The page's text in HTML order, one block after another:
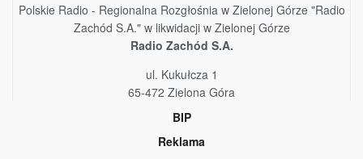
Polskie Radio - Regionalna Rozgłośnia w Zielonej Górze "Radio
Zachód S.A." w likwidacji w Zielonej Górze
Radio Zachód S.A.
ul. Kukułcza 1
65-472 Zielona Góra
BIP
Reklama